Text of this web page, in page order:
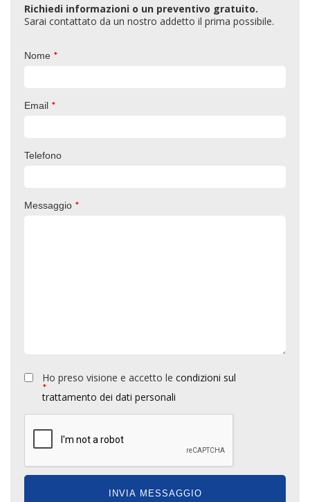
Richiedi informazioni o un preventivo gratuito.
Sarai contattato da un nostro addetto il prima possibile.
Nome *
Email *
Telefono
Messaggio *
*
Ho preso visione e accetto le condizioni sul
trattamento dei dati personali